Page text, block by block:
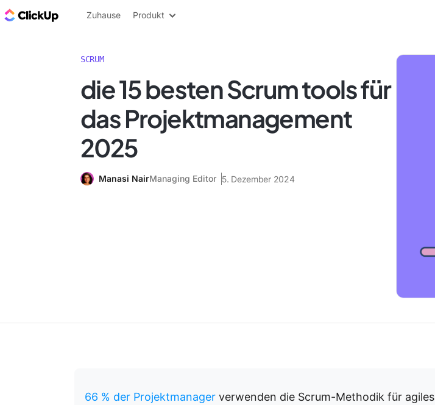
ClickUp Blog
Zuhause Produkt
SCRUM
die 15 besten Scrum tools für
das Projektmanagement
2025
Manasi NairManaging Editor 5. Dezember 2024
66 % der Projektmanager verwenden die Scrum-Methodik für agiles